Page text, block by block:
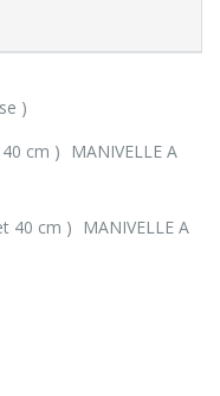
)
cm ) MANIVELLE A
40 cm ) MANIVELLE A